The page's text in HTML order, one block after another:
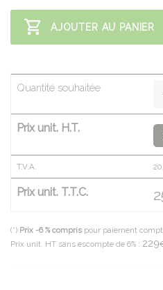
AJOUTER AU PANIER
Quantité souhaitée
Prix unit. H.T.
T.V.A.
Prix unit. T.T.C.
(*) Prix -6 % compris pour paiement
Prix unit. HT sans escompte de 6% : 229